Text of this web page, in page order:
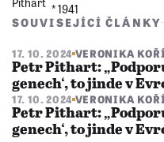
* 1941
SOUVISEJÍCÍ ČLÁNKY
17. 10. 2024 VERONIKA
Petr Pithart:
genech‘, to jinde v
17. 10. 2024 VERONIKA
Petr Pithart:
genech‘, to jinde v